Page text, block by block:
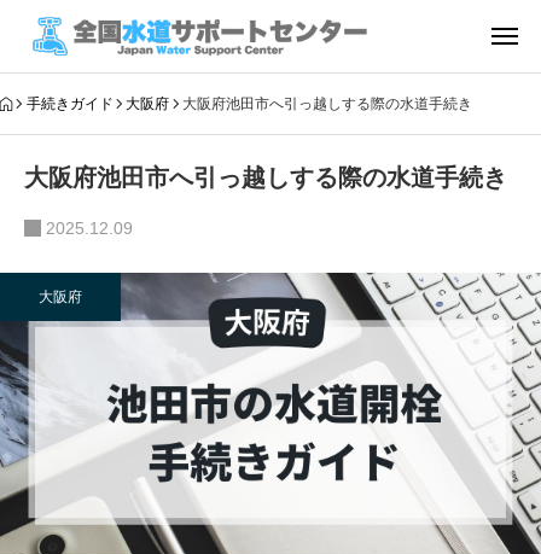
手続きガイド 大阪府 大阪府池田市へ引っ越しする際の水道手続き
大阪府池田市へ引っ越しする際の水道手続き
2025.12.09
大阪府